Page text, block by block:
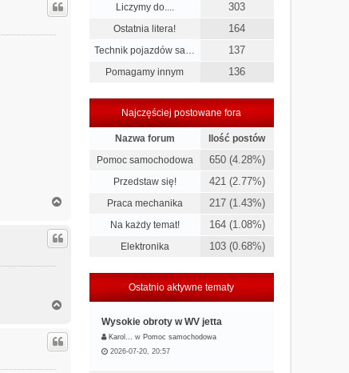
r
g
r
g
r
Liczymy do.... 303
Ostatnia litera! 164
Technik pojazdów sa… 137
Pomagamy innym 136
Najczęściej postowane fora
Nazwa forum
Ilość postów
Pomoc samochodowa
650 (4.28%)
Przedstaw się! 421 (2.77%)
Praca mechanika 217 (1.43%)
Na każdy temat! 164 (1.08%)
Elektronika 103 (0.68%)
Ostatnio aktywne tematy
Wysokie obroty w WV jetta
Karol… w Pomoc samochodowa
2026-07-20, 20:57